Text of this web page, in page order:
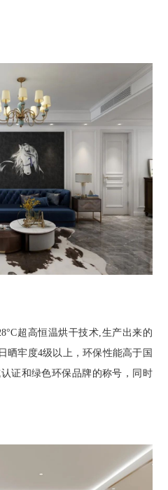
超高恒温烘干技术,生产出来的
晒牢度4级以上，环保性能高于国
证和绿色环保品牌的称号，同时